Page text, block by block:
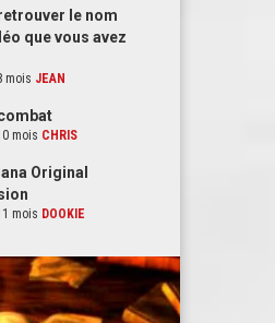
le nom
que vous avez
mois JEAN
mois CHRIS
Original
mois DOOKIE